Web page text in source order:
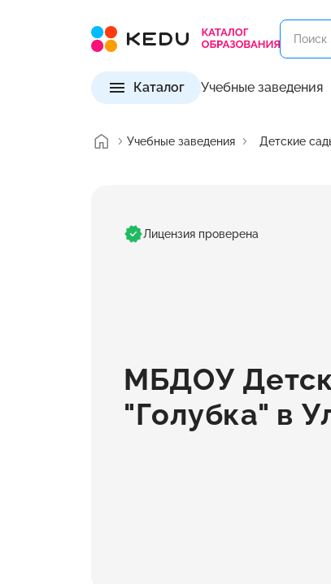
Каталог Учебные заведения
Учебные заведения Детские
Лицензия проверена
МБДОУ
"Голубка" в